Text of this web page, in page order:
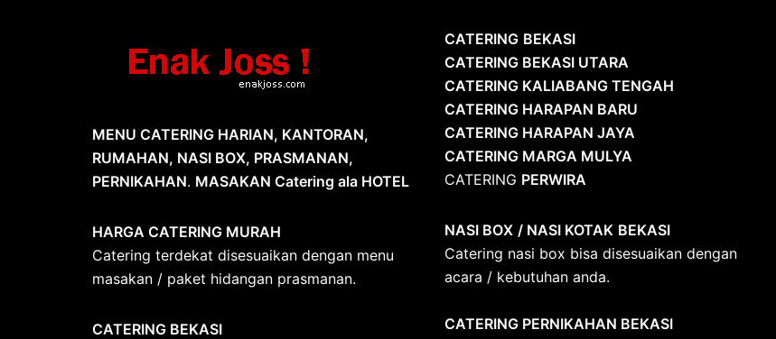
MENU CATERING HARIAN, KANTORAN,
RUMAHAN, NASI BOX, PRASMANAN,
PERNIKAHAN. MASAKAN Catering ala HOTEL
HARGA CATERING MURAH
Catering terdekat disesuaikan dengan menu
masakan / paket hidangan prasmanan.
CATERING BEKASI
CATERING BEKASI
CATERING BEKASI UTARA
CATERING KALIABANG TENGAH
CATERING HARAPAN BARU
CATERING HARAPAN JAYA
CATERING MARGA MULYA
CATERING PERWIRA
NASI BOX / NASI KOTAK BEKASI
Catering nasi box bisa disesuaikan dengan
acara / kebutuhan anda.
CATERING PERNIKAHAN BEKASI